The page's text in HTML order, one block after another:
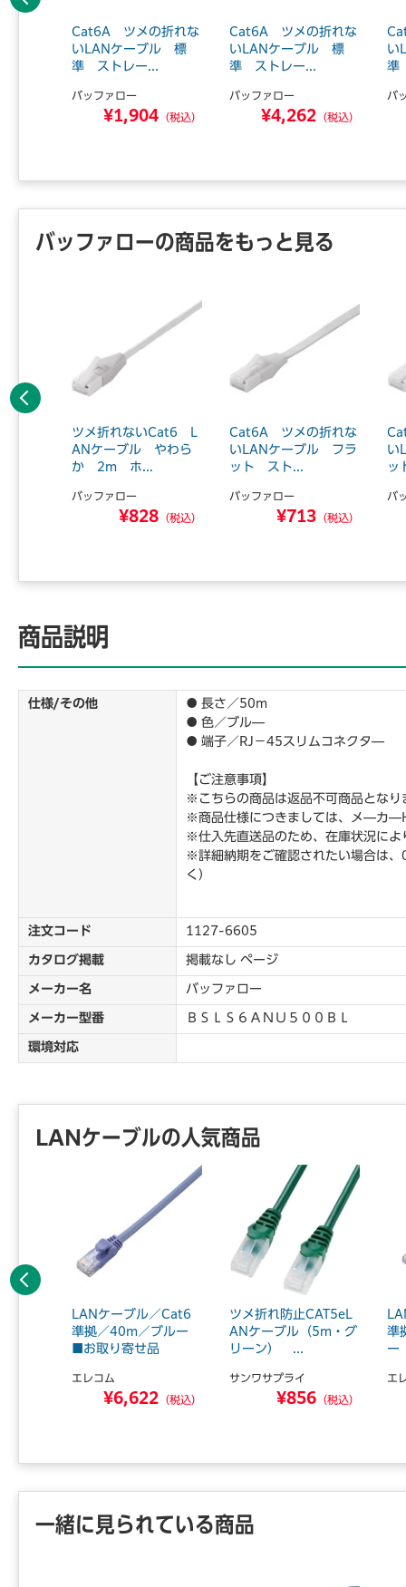
Cat6A ツメの折れな
いLANケーブル 標
準 ストレー...
バッファロー
¥1,904 （税込）
Cat6A ツメの折れな
いLANケーブル 標
準 ストレー...
バッファロー
¥4,262 （税込）
い
準
バ
前へ
バッファローの商品をもっと見る
ツメ折れないCat6 L
ANケーブル やわら
か 2m ホ...
バッファロー
¥828 （税込）
Cat6A ツメの折れな
いLANケーブル フラ
ット スト...
バッファロー
¥713 （税込）
い
ッ
バ
前へ
商品説明
仕様/その他
● 長さ／50m
● 色／ブル―
● 端子／RJ－45スリムコネクタ―
【ご注意事項】
※こちらの商品は返品不可商品となり
※商品仕様につきましては、メ―カ
※仕入先直送品のため、在庫状況に
※詳細納期をご確認されたい場合は
く）
注文コード 1127-6605
カタログ掲載 掲載なし ページ
メーカー名 バッファロー
メーカー型番 ＢＳＬＳ６ＡＮＵ５００ＢＬ
環境対応
LANケーブルの人気商品
LANケーブル／Cat6
準拠／40m／ブルー
■お取り寄せ品
エレコム
¥6,622 （税込）
ツメ折れ防止CAT5eL
ANケーブル（5m・グ
リーン） ...
サンワサプライ
¥856 （税込）
準
ー
エ
前へ
一緒に見られている商品